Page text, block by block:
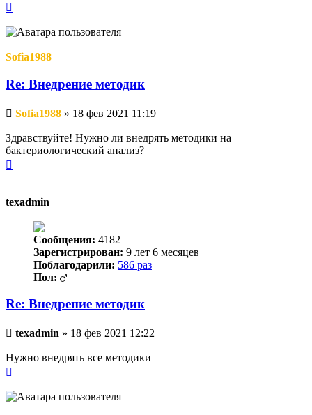
началу
Sofia1988
Re: Внедрение методик
Непрочитанное
Sofia1988 » 18 фев 2021 11:19
Здравствуйте! Нужно ли внедрять методики на
бактериологический анализ?
texadmin
Сообщения: 4182
Зарегистрирован: 9 лет 6 месяцев
Поблагодарили: 586 раз
Пол:
Re: Внедрение методик
Непрочитанное
texadmin » 18 фев 2021 12:22
Нужно внедрять все методики
началу